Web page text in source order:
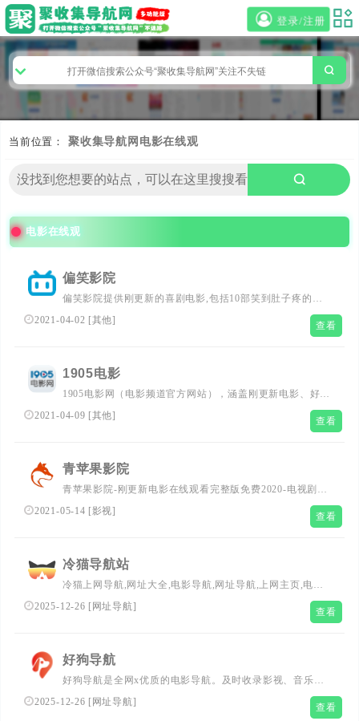
登录/注册
当前位置： 聚收集导航网 电影在线观
电影在线观
偏笑影院
偏笑影院提供刚更新的喜剧电影,包括10部笑到肚子疼的电
影和香港经典喜剧电影在线观看，并分享豆瓣排行榜评分
9.0以上喜剧电影，欢迎喜剧片爱好者来到本站观看爆笑喜
2021-04-02 [其他] 查看
1905电影
1905电影网（电影频道官方网站），涵盖刚更新电影、好看
的电影、经典电影、电影推荐、免费电影、高清电影在线观
2021-04-09 [其他] 查看
青苹果影院
青苹果影院-刚更新电影在线观看完整版免费2020-电视剧免
费观看电视剧大全在线观看 描述信息：青苹果影院-刚更新
电影在线观看完整版免费2020-电视剧免费观看电视剧大全
电影和电视剧服务,及时收录刚更新、最热、最全的电影大
片,高清正版免费看。
2021-05-14 [影视] 查看
冷猫导航站
冷猫上网导航,网址大全,电影导航,网址导航,上网主页,电影
网站大全,免费电影在线观看,免费电影网址,设计师导航,程
2025-12-26 [ 网址导航] 查看
好狗导航
好狗导航是全网x优质的电影导航。及时收录影视、音乐、
小说、游戏等分类的网址和内容，让您的观影生活更简单精
2025-12-26 [ 网址导航] 查看